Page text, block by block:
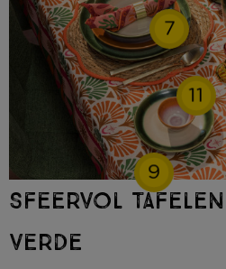
7
9
11
SFEERVOL
VERDE